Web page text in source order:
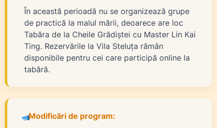
În această perioadă nu se organizează grupe
de practică la malul mării, deoarece are loc
Tabăra de la Cheile Grădiștei cu Master Lin Kai
Ting. Rezervările la Vila Steluța rămân
disponibile pentru cei care participă online la
tabără.
Modificări de program: